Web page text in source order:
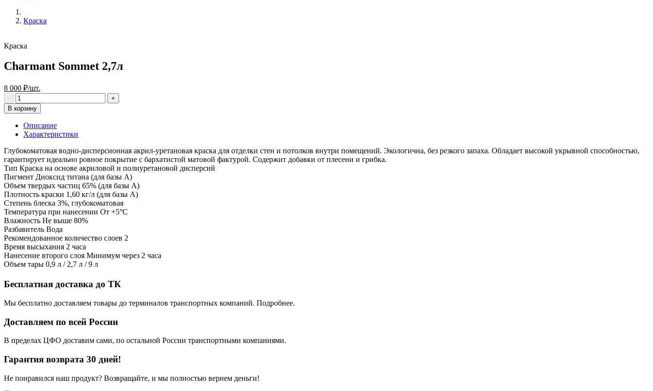
Краска
Краска
Charmant Sommet 2,7л
8 000 ₽/шт.
В корзину
Описание
Характеристики
Глубокоматовая водно-дисперсионная акрил-уретановая краска для отделки стен и потолков внутри помещений. Экологична, без резкого запаха. Обладает высокой укрывной способностью,
гарантирует идеально ровное покрытие с бархатистой матовой фактурой. Содержит добавки от плесени и грибка.
Тип Краска на основе акриловой и полиуретановой дисперсий
Пигмент Диоксид титана (для базы А)
Объем твердых частиц 65% (для базы А)
Плотность краски 1,60 кг/л (для базы А)
Степень блеска 3%, глубокоматовая
Температура при нанесении От +5°С
Влажность Не выше 80%
Разбавитель Вода
Рекомендованное количество слоев 2
Время высыхания 2 часа
Нанесение второго слоя Минимум через 2 часа
Объем тары 0,9 л / 2,7 л / 9 л
Бесплатная доставка до ТК
Мы бесплатно доставляем товары до терминалов транспортных компаний. Подробнее.
Доставляем по всей России
В пределах ЦФО доставим сами, по остальной России транспортными компаниями.
Гарантия возврата 30 дней!
Не понравился наш продукт? Возвращайте, и мы полностью вернем деньги!